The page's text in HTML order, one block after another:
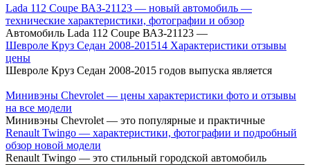
Lada 112 Coupe ВАЗ-21123 — новый автомобиль —
технические характеристики, фотографии и обзор
Автомобиль Lada 112 Coupe ВАЗ-21123 —
Шевроле Круз Cедан 2008-201514 Характеристики отзывы
цены
Шевроле Круз Седан 2008-2015 годов выпуска является
Минивэны Chevrolet — цены характеристики фото и отзывы
на все модели
Минивэны Chevrolet — это популярные и практичные
Renault Twingo — характеристики, фотографии и подробный
обзор новой модели
Renault Twingo — это стильный городской автомобиль